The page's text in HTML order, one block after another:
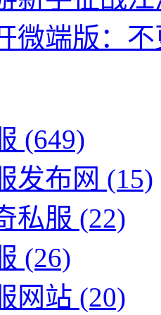
微端版：
(649)
发布网 (15)
私服 (22)
(26)
网站 (20)